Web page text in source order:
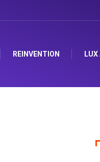
REINVENTION LUX